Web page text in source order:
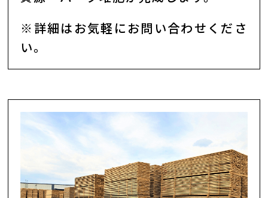
※詳細はお気軽にお問い合わせくださ
い。